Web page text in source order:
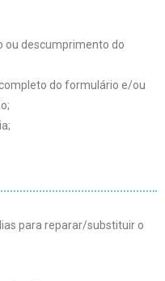
ou descumprimento do
do formulário e/ou
para reparar/substituir o